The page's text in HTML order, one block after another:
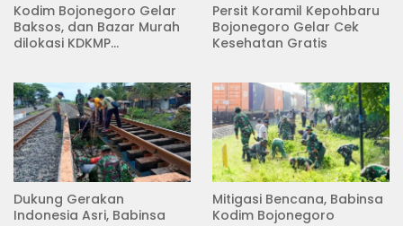
Kodim Bojonegoro Gelar
Baksos, dan Bazar Murah
dilokasi KDKMP
Persit Koramil Kepohbaru
Bojonegoro Gelar Cek
Kesehatan Gratis
Dukung Gerakan
Indonesia Asri, Babinsa
Mitigasi Bencana, Babinsa
Kodim Bojonegoro